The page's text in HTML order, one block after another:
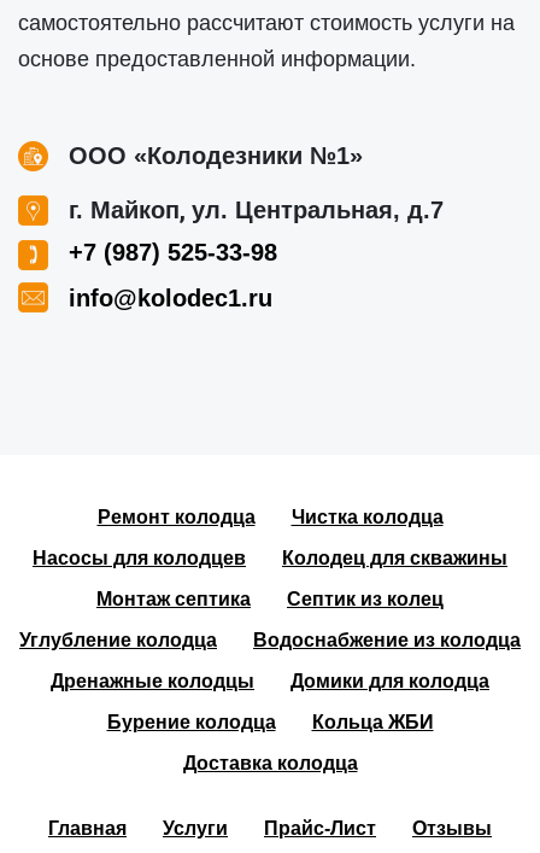
самостоятельно рассчитают стоимость услуги на
основе предоставленной информации.
ООО «Колодезники №1»
г. Майкоп, ул. Центральная, д.7
+7 (987) 525-33-98
info@kolodec1.ru
Ремонт колодца
Чистка колодца
Насосы для колодцев
Колодец для скважины
Монтаж септика
Септик из колец
Углубление колодца
Водоснабжение из колодца
Дренажные колодцы
Домики для колодца
Бурение колодца
Кольца ЖБИ
Доставка колодца
Главная Услуги Прайс-Лист Отзывы